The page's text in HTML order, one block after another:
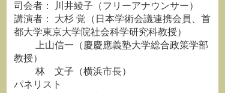
司会者： 川井綾子（フリーアナウンサー）
講演者： 大杉 覚（日本学術会議連携会員、首
都大学東京大学院社会科学研究科教授）
上山信一（慶慶應義塾大学総合政策学部
教授）
林 文子（横浜市長）
パネリスト